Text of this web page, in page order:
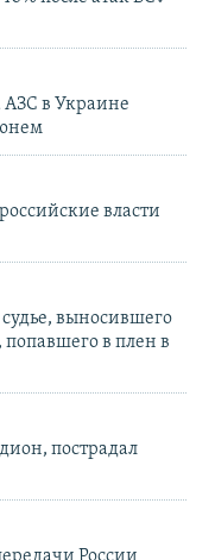
АЗС в Украине
власти
выносившего
в плен в
пострадал